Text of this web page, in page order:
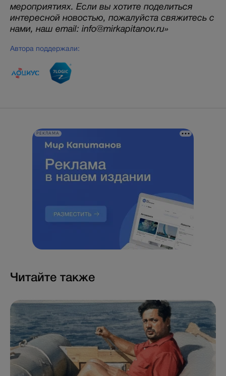
мероприятиях. Если вы хотите поделиться
интересной новостью, пожалуйста свяжитесь с
нами, наш email: info@mirkapitanov.ru»
Автора поддержали:
РЕКЛАМА
Читайте также